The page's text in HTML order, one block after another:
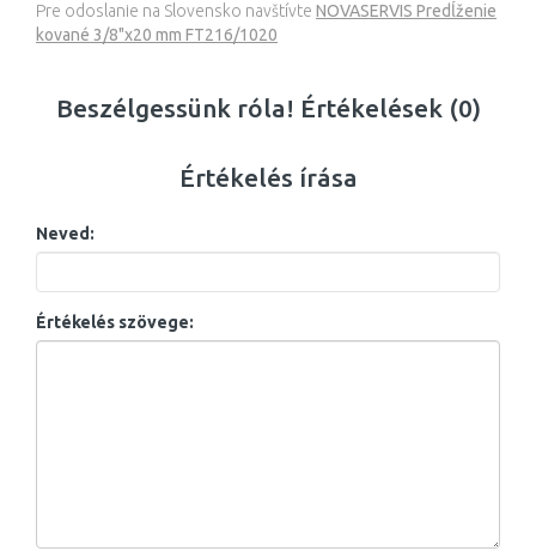
Pre odoslanie na Slovensko navštívte NOVASERVIS Predĺženie
kované 3/8"x20 mm FT216/1020
Beszélgessünk róla! Értékelések (0)
Értékelés írása
Neved:
Értékelés szövege: